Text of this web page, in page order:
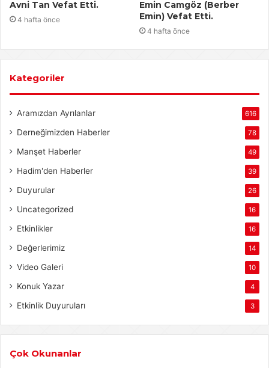
Avni Tan Vefat Etti.
4 hafta önce
Emin Camgöz (Berber
Emin) Vefat Etti.
4 hafta önce
Kategoriler
Aramızdan Ayrılanlar 616
Derneğimizden Haberler 78
Manşet Haberler 49
Hadim'den Haberler 39
Duyurular 26
Uncategorized 16
Etkinlikler 16
Değerlerimiz 14
Video Galeri 10
Konuk Yazar 4
Etkinlik Duyuruları 3
Çok Okunanlar